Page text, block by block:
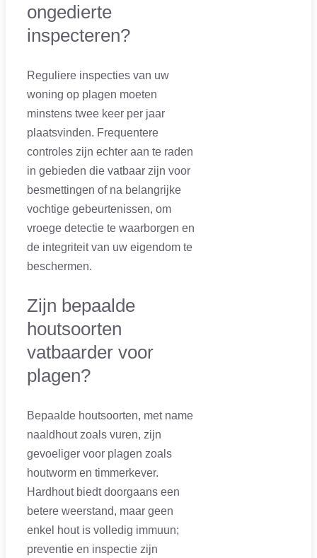
ongedierte
inspecteren?
Reguliere inspecties van uw
woning op plagen moeten
minstens twee keer per jaar
plaatsvinden. Frequentere
controles zijn echter aan te raden
in gebieden die vatbaar zijn voor
besmettingen of na belangrijke
vochtige gebeurtenissen, om
vroege detectie te waarborgen en
de integriteit van uw eigendom te
beschermen.
Zijn bepaalde
houtsoorten
vatbaarder voor
plagen?
Bepaalde houtsoorten, met name
naaldhout zoals vuren, zijn
gevoeliger voor plagen zoals
houtworm en timmerkever.
Hardhout biedt doorgaans een
betere weerstand, maar geen
enkel hout is volledig immuun;
preventie en inspectie zijn